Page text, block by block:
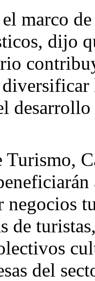
marco
dijo
Turismo,
negocios
de
del